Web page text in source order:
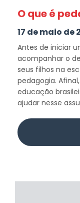
O que é
17 de maio de
Antes de iniciar
acompanhar o
seus filhos na
pedagogia.
educação
ajudar nesse